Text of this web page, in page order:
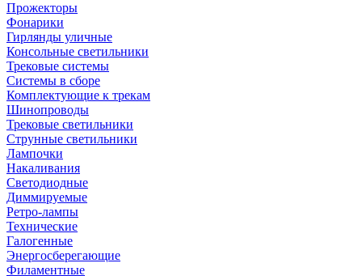
Прожекторы
Фонарики
Гирлянды уличные
Консольные светильники
Трековые системы
Системы в сборе
Комплектующие к трекам
Шинопроводы
Трековые светильники
Струнные светильники
Лампочки
Накаливания
Светодиодные
Диммируемые
Ретро-лампы
Технические
Галогенные
Энергосберегающие
Филаментные